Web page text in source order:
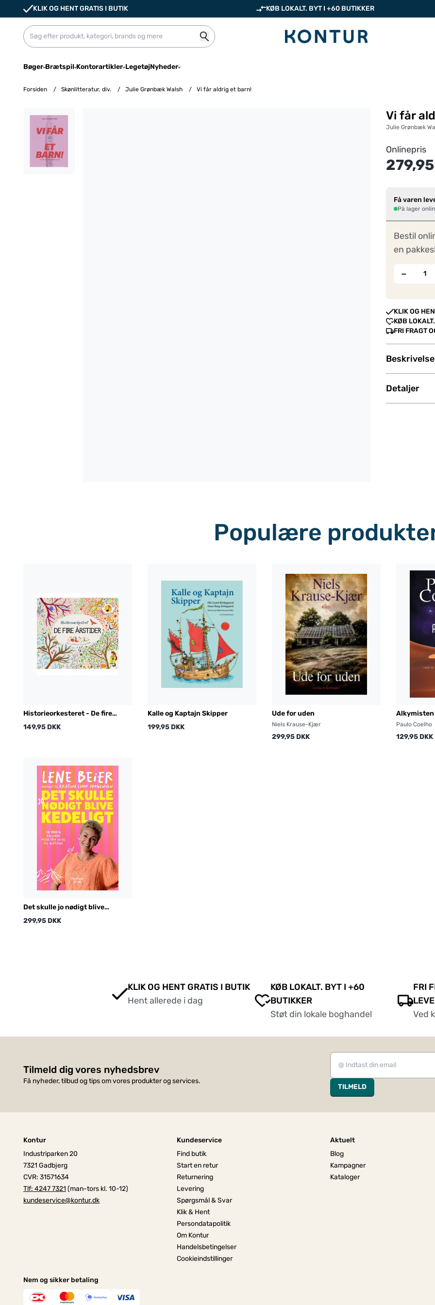
KLIK OG HENT GRATIS I BUTIK KØB LOKALT. BYT I +60 BUTIKKER
Bøger Brætspil Kontorartikler LegetøjNyheder
Forsiden / Skønlitteratur, div. / Julie Grønbæk Walsh / Vi får aldrig et barn!
Vi får
Julie Grønbæk
Onlinepris
Få varen
På lager
Bestil
en
−
KLIK OG
KØB
FRI FRAGT
Beskrivelse
Detaljer
Populære
Historieorkesteret - De fire
årstider
149,95 DKK
Kalle og Kaptajn Skipper
199,95 DKK
Ude for uden
Niels Krause-Kjær
299,95 DKK
Alkymisten
Paulo Coelho
129,95 DKK
Det skulle jo nødigt blive
kedeligt
299,95 DKK
KLIK OG HENT GRATIS I BUTIK
Hent allerede i dag
KØB LOKALT. BYT I +60
BUTIKKER
Støt din lokale boghandel
FRI
Ved
Tilmeld dig vores nyhedsbrev
Få nyheder, tilbud og tips om vores produkter og services.
TILMELD
Kontur
Industriparken 20
7321 Gadbjerg
CVR: 31571634
Tlf: 4247 7321 (man-tors kl. 10-12)
kundeservice@kontur.dk
Kundeservice
Find butik
Start en retur
Returnering
Levering
Spørgsmål & Svar
Klik & Hent
Persondatapolitik
Om Kontur
Handelsbetingelser
Cookieindstillinger
Aktuelt
Blog
Kampagner
Kataloger
Nem og sikker betaling